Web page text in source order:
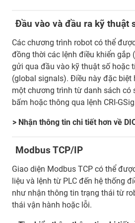
Đầu vào và đầu ra kỹ thuật
Các chương trình robot có thể
đồng thời các lệnh điều khiển gắp
gửi qua đầu vào kỹ thuật số hoặc
(global signals). Điều này đặc biệt
một chương trình từ danh sách có
bấm hoặc thông qua lệnh CRI-
> Nhận thông tin chi tiết hơn về
Modbus TCP/IP
Giao diện Modbus TCP có thể
liệu và lệnh từ PLC đến hệ thống
như nhận thông tin trạng thái từ
thái vận hành hoặc lỗi.